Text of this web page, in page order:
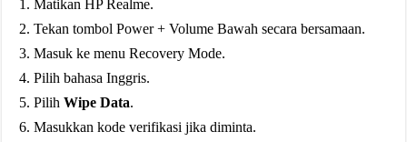
Matikan HP Realme.
Tekan tombol Power + Volume Bawah secara bersamaan.
Masuk ke menu Recovery Mode.
Pilih bahasa Inggris.
PilihWipe Data.
Masukkan kode verifikasi jika diminta.